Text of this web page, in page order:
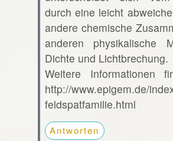
durch eine leicht
andere chemische
anderen physikalische
Dichte und Lichtbrechung.
Weitere Informationen
http://www.epigem.de/
feldspatfamilie.html
Antworten